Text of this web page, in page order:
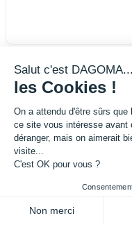
Tête d'impression PRO430 -
Salut c'est DAGOMA...
les Cookies !
On a attendu d'être sûrs que
ce site vous intéresse avant
déranger, mais on aimerait
visite...
C'est OK pour vous ?
Non merci